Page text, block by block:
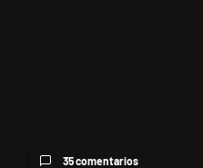
35 comentarios